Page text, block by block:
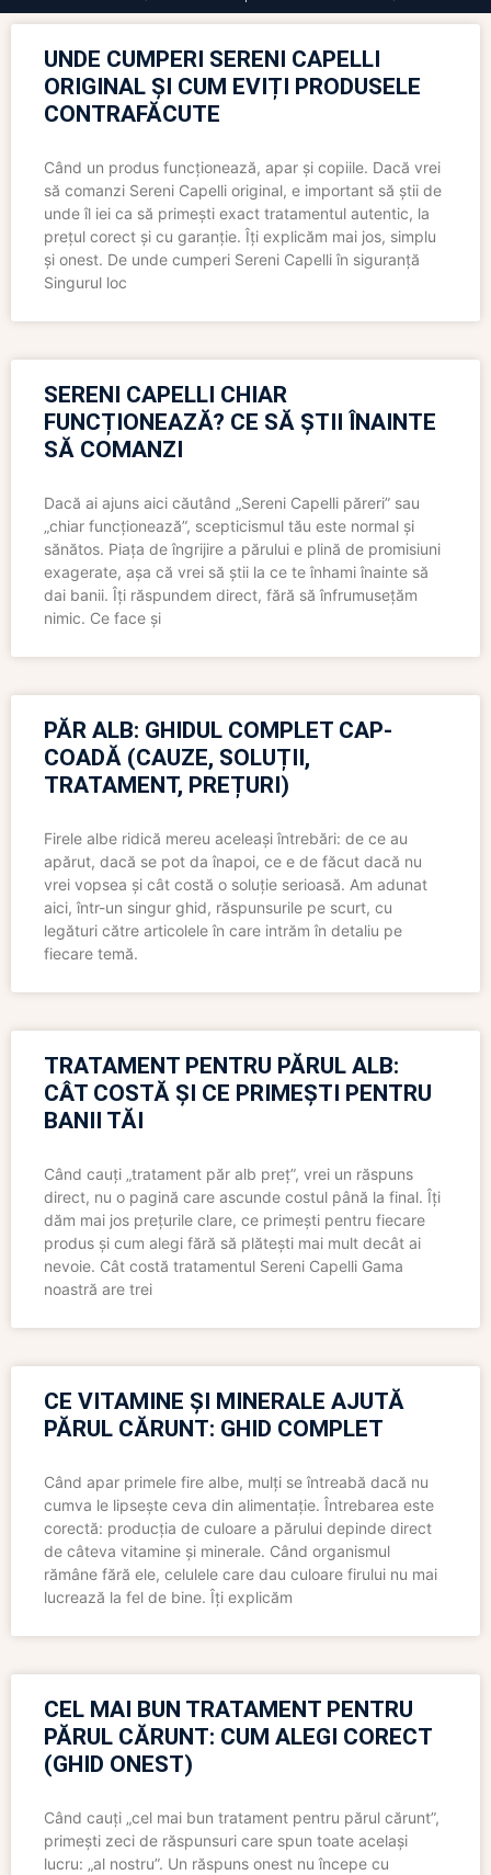
UNDE CUMPERI SERENI CAPELLI
ORIGINAL ȘI CUM EVIȚI PRODUSELE
CONTRAFĂCUTE
Când un produs funcționează, apar și copiile. Dacă vrei
să comanzi Sereni Capelli original, e important să știi de
unde îl iei ca să primești exact tratamentul autentic, la
prețul corect și cu garanție. Îți explicăm mai jos, simplu
și onest. De unde cumperi Sereni Capelli în siguranță
Singurul loc
SERENI CAPELLI CHIAR
FUNCȚIONEAZĂ? CE SĂ ȘTII ÎNAINTE
SĂ COMANZI
Dacă ai ajuns aici căutând „Sereni Capelli păreri” sau
„chiar funcționează”, scepticismul tău este normal și
sănătos. Piața de îngrijire a părului e plină de promisiuni
exagerate, așa că vrei să știi la ce te înhami înainte să
dai banii. Îți răspundem direct, fără să înfrumusețăm
nimic. Ce face și
PĂR ALB: GHIDUL COMPLET CAP-
COADĂ (CAUZE, SOLUȚII,
TRATAMENT, PREȚURI)
Firele albe ridică mereu aceleași întrebări: de ce au
apărut, dacă se pot da înapoi, ce e de făcut dacă nu
vrei vopsea și cât costă o soluție serioasă. Am adunat
aici, într-un singur ghid, răspunsurile pe scurt, cu
legături către articolele în care intrăm în detaliu pe
fiecare temă.
TRATAMENT PENTRU PĂRUL ALB:
CÂT COSTĂ ȘI CE PRIMEȘTI PENTRU
BANII TĂI
Când cauți „tratament păr alb preț”, vrei un răspuns
direct, nu o pagină care ascunde costul până la final. Îți
dăm mai jos prețurile clare, ce primești pentru fiecare
produs și cum alegi fără să plătești mai mult decât ai
nevoie. Cât costă tratamentul Sereni Capelli Gama
noastră are trei
CE VITAMINE ȘI MINERALE AJUTĂ
PĂRUL CĂRUNT: GHID COMPLET
Când apar primele fire albe, mulți se întreabă dacă nu
cumva le lipsește ceva din alimentație. Întrebarea este
corectă: producția de culoare a părului depinde direct
de câteva vitamine și minerale. Când organismul
rămâne fără ele, celulele care dau culoare firului nu mai
lucrează la fel de bine. Îți explicăm
CEL MAI BUN TRATAMENT PENTRU
PĂRUL CĂRUNT: CUM ALEGI CORECT
(GHID ONEST)
Când cauți „cel mai bun tratament pentru părul cărunt”,
primești zeci de răspunsuri care spun toate același
lucru: „al nostru”. Un răspuns onest nu începe cu